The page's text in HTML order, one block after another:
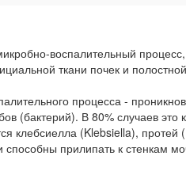
воспалительный
ткани почек и
процесса -
(бактерий). В 80% случаев это
клебсиелла (Klebsiella), протей
прилипать к стенкам